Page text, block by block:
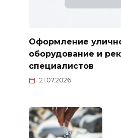
Оформление
оборудование и
специалистов
21.07.2026